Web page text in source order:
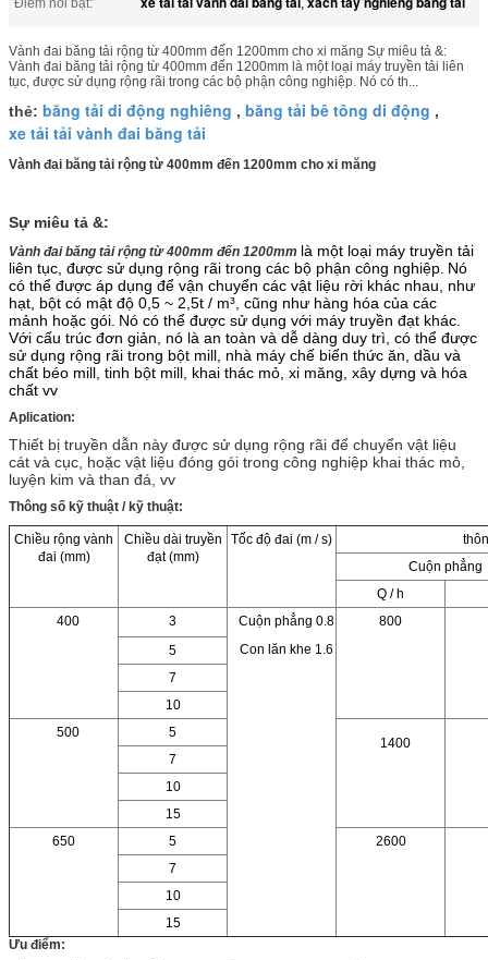
Điểm nổi bật:
,
Vành đai băng tải rộng từ 400mm đến 1200mm cho xi măng Sự miêu tả &:
Vành đai băng tải rộng từ 400mm đến 1200mm là một loại máy truyền tải liên
tục, được sử dụng rộng rãi trong các bộ phận công nghiệp. Nó có th...
thẻ: băng tải di động nghiêng , băng tải bê tông di động ,
xe tải tải vành đai băng tải
Vành đai băng tải rộng từ 400mm đến 1200mm cho xi măng
Sự miêu tả &:
Vành đai băng tải rộng từ 400mm đến 1200mm là một loại máy truyền tải
liên tục, được sử dụng rộng rãi trong các bộ phận công nghiệp. Nó
có thể được áp dụng để vận chuyển các vật liệu rời khác nhau, như
hạt, bột có mật độ 0,5 ~ 2,5t / m³, cũng như hàng hóa của các
mảnh hoặc gói. Nó có thể được sử dụng với máy truyền đạt khác.
Với cấu trúc đơn giản, nó là an toàn và dễ dàng duy trì, có thể được
sử dụng rộng rãi trong bột mill, nhà máy chế biến thức ăn, dầu và
chất béo mill, tinh bột mill, khai thác mỏ, xi măng, xây dựng và hóa
chất vv
Aplication:
Thiết bị truyền dẫn này được sử dụng rộng rãi để chuyển vật liệu
cát và cục, hoặc vật liệu đóng gói trong công nghiệp khai thác mỏ,
luyện kim và than đá, vv
Thông số kỹ thuật / kỹ thuật:
Chiều rộng vành
đai (mm)
Chiều dài truyền
đạt (mm)
Tốc độ đai (m / s)
Cuộn phẳng
Q / h
400
3
Cuộn phẳng 0.8
Con lăn khe 1.6
800
5
7
10
500
5
1400
7
10
15
650
5
2600
7
10
15
Ưu điểm: